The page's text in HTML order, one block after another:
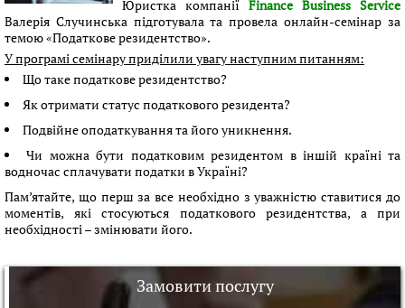
Юристка компанії Finance Business Service
Валерія Случинська підготувала та провела онлайн-семінар за
темою «Податкове резидентство».
У програмі семінару приділили увагу наступним питанням:
Що таке податкове резидентство?
Як отримати статус податкового резидента?
Подвійне оподаткування та його уникнення.
Чи можна бути податковим резидентом в іншій країні та
водночас сплачувати податки в Україні?
Пам’ятайте, що перш за все необхідно з уважністю ставитися до
моментів, які стосуються податкового резидентства, а при
необхідності – змінювати його.
Замовити послугу